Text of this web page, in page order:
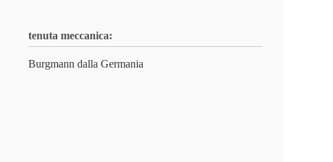
tenuta meccanica:
Burgmann dalla Germania